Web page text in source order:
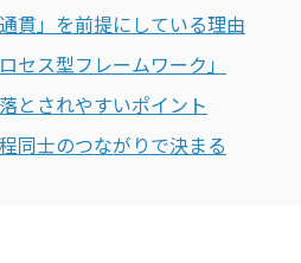
貫」を前提にしている理由
セス型フレームワーク」
とされやすいポイント
同士のつながりで決まる